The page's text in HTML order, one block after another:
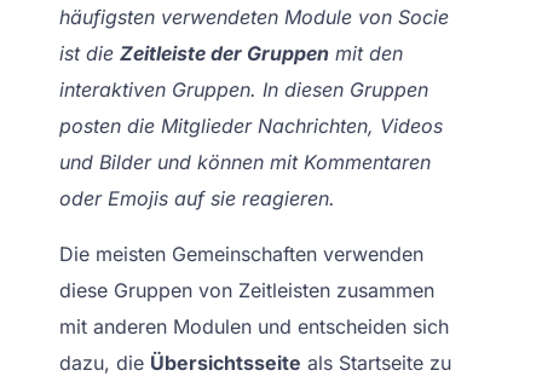
häufigsten verwendeten Module von Socie
ist die Zeitleiste der Gruppenmit den
interaktiven Gruppen. In diesen Gruppen
posten die Mitglieder Nachrichten, Videos
und Bilder und können mit Kommentaren
oder Emojis auf sie reagieren.
Die meisten Gemeinschaften verwenden
diese Gruppen von Zeitleisten zusammen
mit anderen Modulen und entscheiden sich
dazu, die Übersichtsseite als Startseite zu